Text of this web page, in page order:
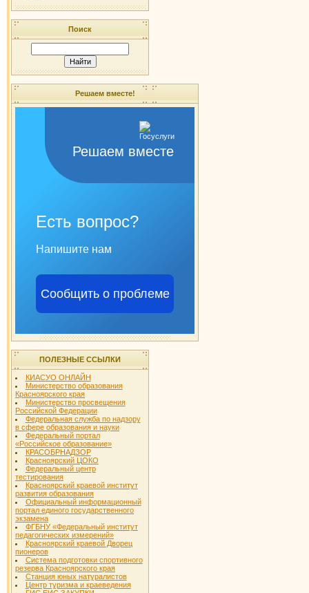
Поиск
Решаем вместе!
Решаем вместе
Есть вопрос?
Напишите нам
Сообщить о проблеме
ПОЛЕЗНЫЕ ССЫЛКИ
КИАСУО ОНЛАЙН
Министерство образования
Красноярского края
Министерство просвещения
Российской Федерации
Федеральная служба по надзору
в сфере образования и науки
Федеральный портал
«Российское образование»
КРАСОБРНАДЗОР
Красноярский ЦОКО
Федеральный центр
тестирования
Красноярский краевой институт
развития образования
Официальный информационный
портал единого государственного
экзамена
ФГБНУ «Федеральный институт
педагогических измерений»
Красноярский краевой Дворец
пионеров
Система подготовки спортивного
резерва Красноярского края
Станция юных натуралистов
Центр туризма и краеведения